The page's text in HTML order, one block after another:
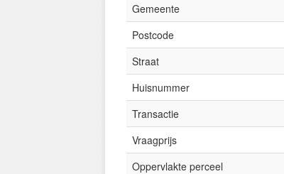
Gemeente
Postcode
Straat
Huisnummer
Transactie
Vraagprijs
Oppervlakte perceel